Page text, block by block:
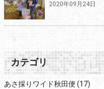
2020年09月24日
カテゴリ
あさ採りワイド秋田便 (17)